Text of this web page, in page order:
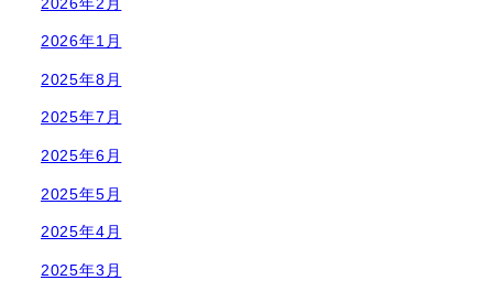
2026年1月
2025年8月
2025年7月
2025年6月
2025年5月
2025年4月
2025年3月